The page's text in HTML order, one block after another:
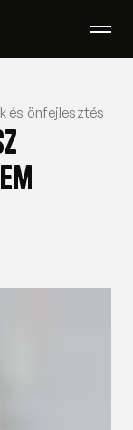
és önfejlesztés